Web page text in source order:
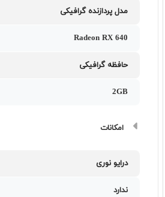
مدل پردازنده گرافیکی
Radeon RX 640
حافظه گرافیکی
2GB
امکانات
درایو نوری
ندارد